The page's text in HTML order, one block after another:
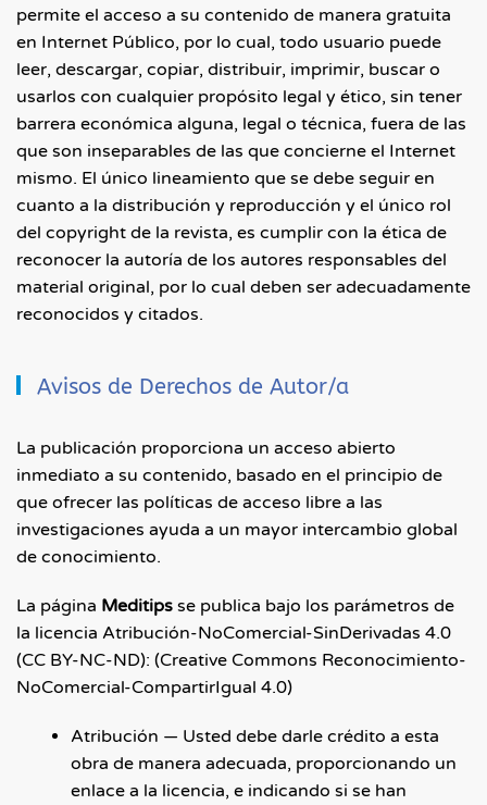
permite el acceso a su contenido de manera gratuita
en Internet Público, por lo cual, todo usuario puede
leer, descargar, copiar, distribuir, imprimir, buscar o
usarlos con cualquier propósito legal y ético, sin tener
barrera económica alguna, legal o técnica, fuera de las
que son inseparables de las que concierne el Internet
mismo. El único lineamiento que se debe seguir en
cuanto a la distribución y reproducción y el único rol
del copyright de la revista, es cumplir con la ética de
reconocer la autoría de los autores responsables del
material original, por lo cual deben ser adecuadamente
reconocidos y citados.
Avisos de Derechos de Autor/a
La publicación proporciona un acceso abierto
inmediato a su contenido, basado en el principio de
que ofrecer las políticas de acceso libre a las
investigaciones ayuda a un mayor intercambio global
de conocimiento.
La página Meditips se publica bajo los parámetros de
la licencia Atribución-NoComercial-SinDerivadas 4.0
(CC BY-NC-ND): (Creative Commons Reconocimiento-
NoComercial-CompartirIgual 4.0)
Atribución — Usted debe darle crédito a esta
obra de manera adecuada, proporcionando un
enlace a la licencia, e indicando si se han